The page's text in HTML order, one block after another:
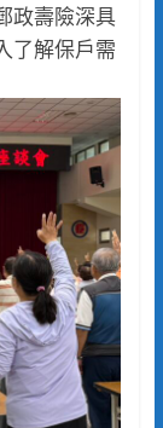
政壽險深具
了解保戶需